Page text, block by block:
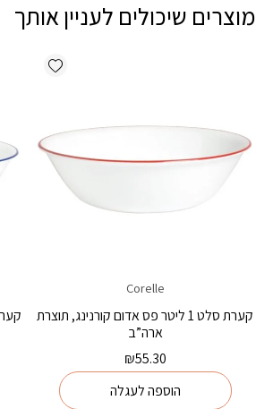
מוצרים שיכולים לעניין אותך
Add wishlist
Corelle
קערת סלט 1 ליטר פס אדום קורנינג, תוצרת
ארה”ב
₪55.30
הוספה לעגלה